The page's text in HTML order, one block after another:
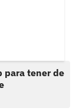
para tener de